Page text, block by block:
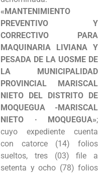
«MANTENIMIENTO
PREVENTIVO Y
CORRECTIVO PARA
MAQUINARIA LIVIANA Y
PESADA DE LA UOSME DE
LA MUNICIPALIDAD
PROVINCIAL MARISCAL
NIETO DEL DISTRITO DE
MOQUEGUA -MARISCAL
NIETO · MOQUEGUA»;
cuyo expediente cuenta
con catorce (14) folios
sueltos, tres (03) file a
setenta y ocho (78) folios